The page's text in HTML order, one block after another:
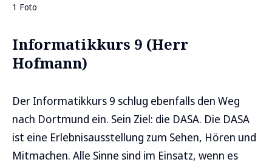
1 Foto
Informatikkurs 9 (Herr
Hofmann)
Der Informatikkurs 9 schlug ebenfalls den Weg
nach Dortmund ein. Sein Ziel: die DASA. Die DASA
ist eine Erlebnisausstellung zum Sehen, Hören und
Mitmachen. Alle Sinne sind im Einsatz, wenn es